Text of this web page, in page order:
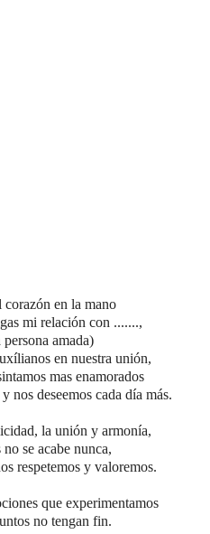
en la mano
mi relación con .......,
amada)
en nuestra unión,
mas enamorados
nos deseemos cada día más.
la unión y armonía,
se acabe nunca,
respetemos y valoremos.
que experimentamos
no tengan fin.